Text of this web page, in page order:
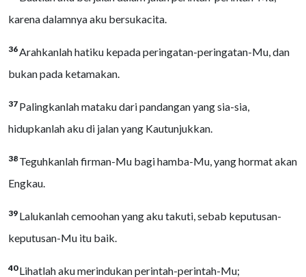
karena dalamnya aku bersukacita.
36Arahkanlah hatiku kepada peringatan-peringatan-Mu, dan
bukan pada ketamakan.
37 Palingkanlah mataku dari pandangan yang sia-sia,
hidupkanlah aku di jalan yang Kautunjukkan.
38 Teguhkanlah firman-Mu bagi hamba-Mu, yang hormat akan
Engkau.
39 Lalukanlah cemoohan yang aku takuti, sebab keputusan-
keputusan-Mu itu baik.
40Lihatlah aku merindukan perintah-perintah-Mu;